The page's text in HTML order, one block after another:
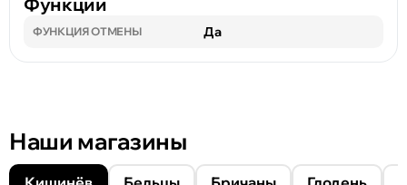
ФУНКЦИЯ ОТМЕНЫ Да
Наши магазины